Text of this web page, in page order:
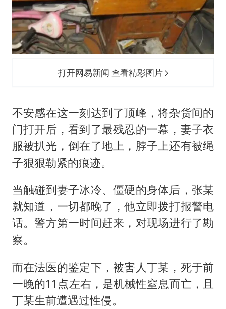
打开网易新闻 查看精彩图片
不安感在这一刻达到了顶峰，将杂货间的
门打开后，看到了最残忍的一幕，妻子衣
服被扒光，倒在了地上，脖子上还有被绳
子狠狠勒紧的痕迹。
当触碰到妻子冰冷、僵硬的身体后，张某
就知道，一切都晚了，他立即拨打报警电
话。警方第一时间赶来，对现场进行了勘
察。
而在法医的鉴定下，被害人丁某，死于前
一晚的11点左右，是机械性窒息而亡，且
丁某生前遭遇过性侵。